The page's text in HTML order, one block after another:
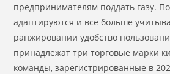
предпринимателям поддать газу.
адаптируются и все больше
ранжировании удобство
принадлежат три торговые марки
команды, зарегистрированные в